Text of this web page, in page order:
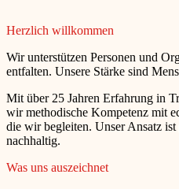
Herzlich willkommen
Wir unterstützen Personen und
entfalten. Unsere Stärke sind
Mit über 25 Jahren Erfahrung in
wir methodische Kompetenz mit
die wir begleiten. Unser Ansatz
nachhaltig.
Was uns auszeichnet